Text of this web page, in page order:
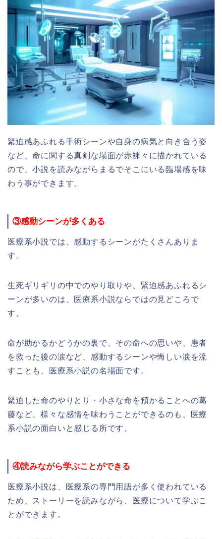
緊迫感あふれる手術シーンや自身の病気と向き合う姿
など、命に関する真剣な場面が赤裸々に描かれている
ので、小説を読みながらまるでそこにいる臨場感を味
わう事ができます。
③感動シーンが多くある
医療系小説では、感動するシーンがたくさんありま
す。
生死ギリギリの中でのやり取りや、緊迫感あふれるシ
ーンが多いのは、医療系小説ならではの見どころで
す。
命が助かるかどうかの裏で、その命への思いや、患者
を救った後の涙など、感動するシーンや悔しい涙を流
すことも、医療系小説の名場面です。
緊迫した命のやりとり・小さな命を預かることへの葛
藤など、様々な感情を味わうことができるのも、医療
系小説の面白いと感じる所です。
④読みながら学ぶことができる
医療系小説は、医療系の専門用語が多く使われている
ため、ストーリーを読みながら、医療について学ぶこ
とができます。